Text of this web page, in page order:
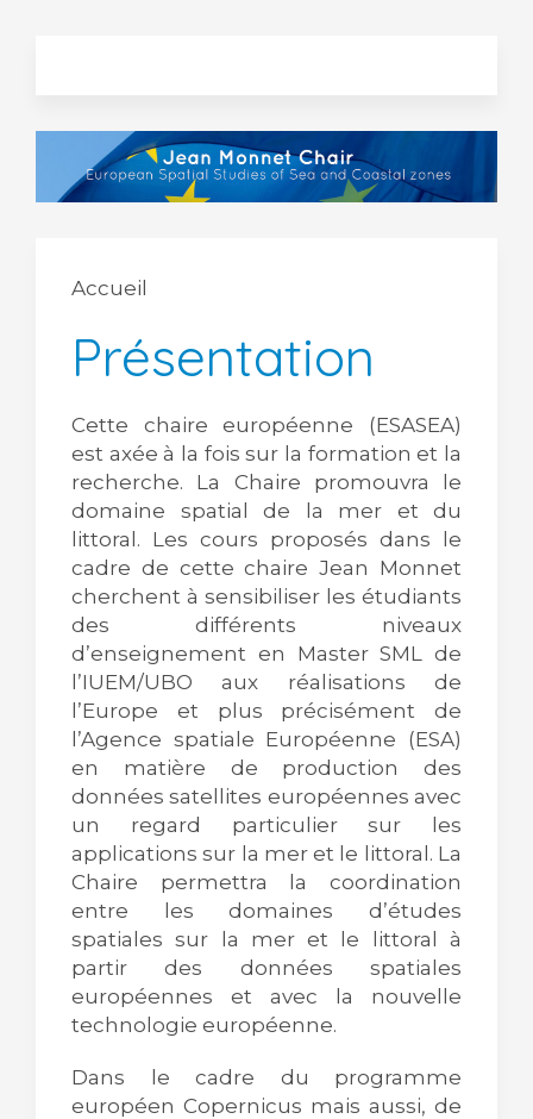
Accueil
Présentation
Cette chaire européenne (ESASEA)
est axée à la fois sur la formation et la
recherche. La Chaire promouvra le
domaine spatial de la mer et du
littoral. Les cours proposés dans le
cadre de cette chaire Jean Monnet
cherchent à sensibiliser les étudiants
des différents niveaux
d’enseignement en Master SML de
l’IUEM/UBO aux réalisations de
l’Europe et plus précisément de
l’Agence spatiale Européenne (ESA)
en matière de production des
données satellites européennes avec
un regard particulier sur les
applications sur la mer et le littoral. La
Chaire permettra la coordination
entre les domaines d’études
spatiales sur la mer et le littoral à
partir des données spatiales
européennes et avec la nouvelle
technologie européenne.
Dans le cadre du programme
européen Copernicus mais aussi, de